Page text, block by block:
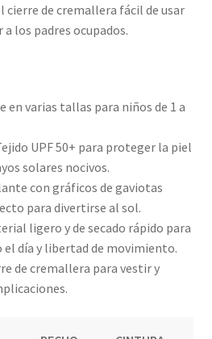
cierre de cremallera fácil de usar
los padres ocupados.
en varias tallas para niños de 1 a
UPF 50+ para proteger la piel
solares nocivos.
con gráficos de gaviotas
para divertirse al sol.
ligero y de secado rápido para
el día y libertad de movimiento.
de cremallera para vestir y